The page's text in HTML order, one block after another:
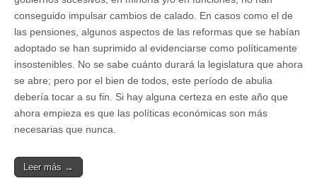
conseguido impulsar cambios de calado. En casos como el de
las pensiones, algunos aspectos de las reformas que se habían
adoptado se han suprimido al evidenciarse como políticamente
insostenibles. No se sabe cuánto durará la legislatura que ahora
se abre; pero por el bien de todos, este período de abulia
debería tocar a su fin. Si hay alguna certeza en este año que
ahora empieza es que las políticas económicas son más
necesarias que nunca.
Leer más →